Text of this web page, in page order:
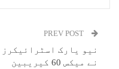
نیو یارک اسٹرائیکرز
نے میکس 60 کیریبین